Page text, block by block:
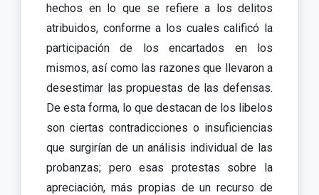
hechos en lo que se refiere a los delitos
atribuidos, conforme a los cuales calificó la
participación de los encartados en los
mismos, así como las razones que llevaron a
desestimar las propuestas de las defensas.
De esta forma, lo que destacan de los libelos
son ciertas contradicciones o insuficiencias
que surgirían de un análisis individual de las
probanzas; pero esas protestas sobre la
apreciación, más propias de un recurso de